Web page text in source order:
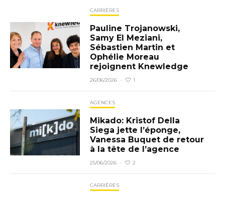
CARRIÈRES
Pauline Trojanowski,
Samy El Meziani,
Sébastien Martin et
Ophélie Moreau
rejoignent Knewledge
26/06/2026 · 1
AGENCES
Mikado: Kristof Della
Siega jette l’éponge,
Vanessa Buquet de retour
à la tête de l’agence
25/06/2026 · 2
CARRIÈRES